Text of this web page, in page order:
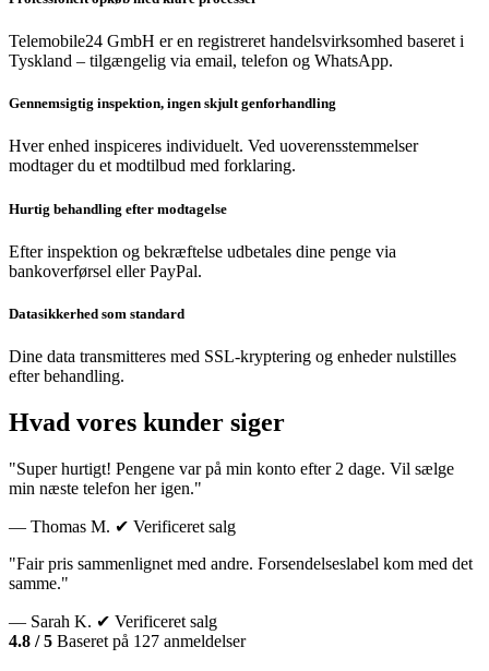
Telemobile24 GmbH er en registreret handelsvirksomhed baseret i
Tyskland – tilgængelig via email, telefon og WhatsApp.
Gennemsigtig inspektion, ingen skjult genforhandling
Hver enhed inspiceres individuelt. Ved uoverensstemmelser
modtager du et modtilbud med forklaring.
Hurtig behandling efter modtagelse
Efter inspektion og bekræftelse udbetales dine penge via
bankoverførsel eller PayPal.
Datasikkerhed som standard
Dine data transmitteres med SSL-kryptering og enheder nulstilles
efter behandling.
Hvad vores kunder siger
"Super hurtigt! Pengene var på min konto efter 2 dage. Vil sælge
min næste telefon her igen."
— Thomas M. ✔ Verificeret salg
"Fair pris sammenlignet med andre. Forsendelseslabel kom med det
samme."
— Sarah K. ✔ Verificeret salg
4.8 / 5 Baseret på 127 anmeldelser